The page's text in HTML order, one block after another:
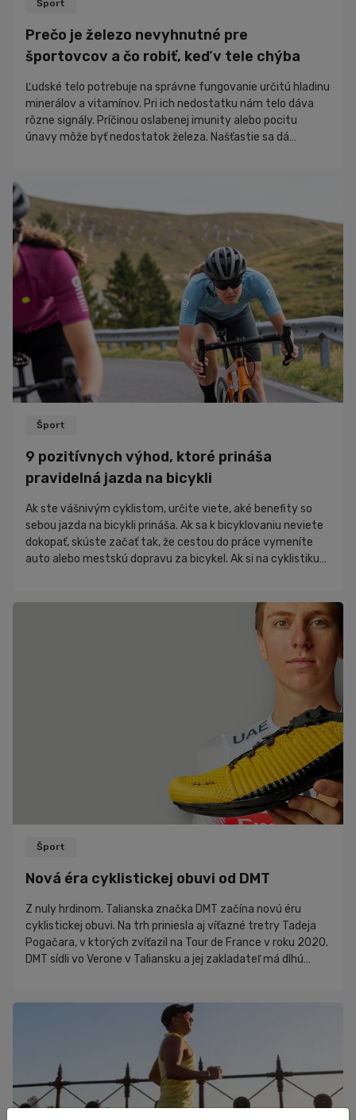
Šport
Prečo je železo nevyhnutné pre
športovcov a čo robiť, keď v tele chýba
Ľudské telo potrebuje na správne fungovanie určitú hladinu
minerálov a vitamínov. Pri ich nedostatku nám telo dáva
rôzne signály. Príčinou oslabenej imunity alebo pocitu
únavy môže byť nedostatok železa. Našťastie sa dá
Šport
9 pozitívnych výhod, ktoré prináša
pravidelná jazda na bicykli
Ak ste vášnivým cyklistom, určite viete, aké benefity so
sebou jazda na bicykli prináša. Ak sa k bicyklovaniu neviete
dokopať, skúste začať tak, že cestou do práce vymeníte
auto alebo mestskú dopravu za bicykel. Ak si na cyklistiku
neoddeliteľnou súčasťou vášho života. V článku sa dočítate
Šport
Nová éra cyklistickej obuvi od DMT
Z nuly hrdinom. Talianska značka DMT začína novú éru
cyklistickej obuvi. Na trh priniesla aj víťazné tretry Tadeja
Pogačara, v ktorých zvíťazil na Tour de France v roku 2020.
DMT sídli vo Verone v Taliansku a jej zakladateľ má dlhú
v továrni v Bosne a zamestnáva viac ako 1800 ľudí. V